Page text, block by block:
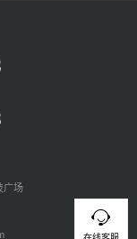
广场